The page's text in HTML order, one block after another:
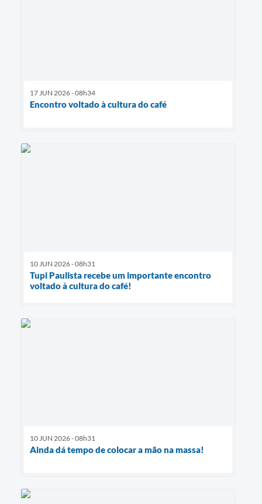
17 JUN 2026 - 08h34
Encontro voltado à cultura do café
10 JUN 2026 - 08h31
Tupi Paulista recebe um importante encontro
voltado à cultura do café!
10 JUN 2026 - 08h31
Ainda dá tempo de colocar a mão na massa!